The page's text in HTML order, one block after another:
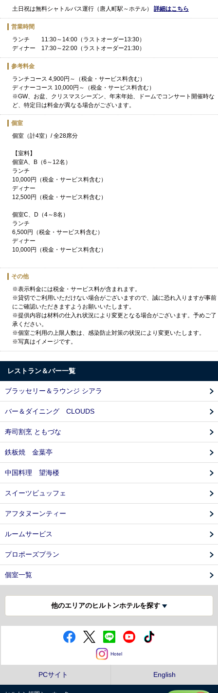
土日祝は無料シャトルバス運行（唐人町駅～ホテル） 詳細はこちら
営業時間
ランチ 11:30～14:00（ラストオーダー13:30）
ディナー 17:30～22:00（ラストオーダー21:30）
参考料金
ランチコース 4,900円～（税金・サービス料含む）
ディナーコース 10,000円～（税金・サービス料含む）
※GW、お盆、クリスマスシーズン、年末年始、ドームでコンサート開催時な
ど、特定日は料金が異なる場合がございます。
個室
個室（計4室）/ 全28席分
【室料】
個室A、B（6～12名）
ランチ
10,000円（税金・サービス料含む）
ディナー
12,500円（税金・サービス料含む）
個室C、D（4～8名）
ランチ
6,500円（税金・サービス料含む）
ディナー
10,000円（税金・サービス料含む）
その他
※表示料金には税金・サービス料が含まれます。
※貸切でご利用いただけない場合がございますので、誠に恐れ入りますが事前
にご確認いただきますようお願いいたします。
※提供内容は材料の仕入れ状況により変更となる場合がございます。予めご了
承ください。
※個室ご利用の上限人数は、感染防止対策の状況により変更いたします。
※写真はイメージです。
レストラン＆バー一覧
ブラッセリー＆ラウンジ シアラ
バー＆ダイニング CLOUDS
寿司割烹 ともづな
鉄板焼 金葉亭
中国料理 望海楼
スイーツビュッフェ
アフタヌーンティー
ルームサービス
プロポーズプラン
個室一覧
他のエリアのヒルトンホテルを探す
Hotel
PCサイト English